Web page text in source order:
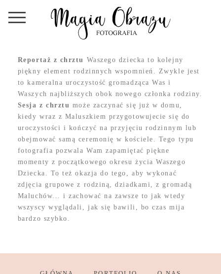
Reportaż z chrztu Waszego dziecka to kolejny
piękny element rodzinnych wspomnień. Zwykle jest
to kameralna uroczystość gromadząca Was i
Waszych najbliższych obok nowego członka rodziny.
Sesja z chrztu może zaczynać się już w domu,
kiedy wraz z Maluszkiem przygotowujecie się do
uroczystości i kończyć na przyjęciu rodzinnym lub
obejmować samą ceremonię w kościele. Tego typu
fotografia pozwala Wam zapamiętać piękne
momenty z początkowego okresu życia Waszego
Dziecka. To też okazja do tego, aby wykonać
zdjęcia grupowe z rodziną, dziadkami, z gromadą
Maluchów... i zachować na zawsze to jak wtedy
wszyscy wyglądali, jak się bawili, bo czas mija
bardzo szybko.